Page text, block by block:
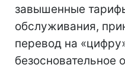
завышенные
обслуживания,
перевод на
безосновательное